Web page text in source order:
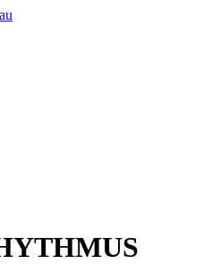
Ihrem Bezirk